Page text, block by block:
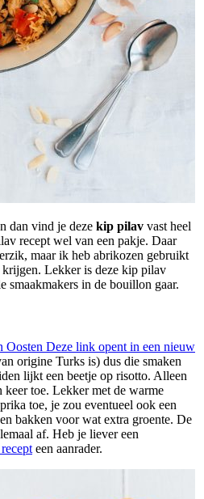
dan vind je deze kip pilav vast heel
recept wel van een pakje. Daar
maar ik heb abrikozen gebruikt
Lekker is deze kip pilav
smaakmakers in de bouillon gaar.
Oosten Deze link opent in een nieuw
origine Turks is) dus die smaken
lijkt een beetje op risotto. Alleen
toe. Lekker met de warme
toe, je zou eventueel ook een
bakken voor wat extra groente. De
af. Heb je liever een
een aanrader.